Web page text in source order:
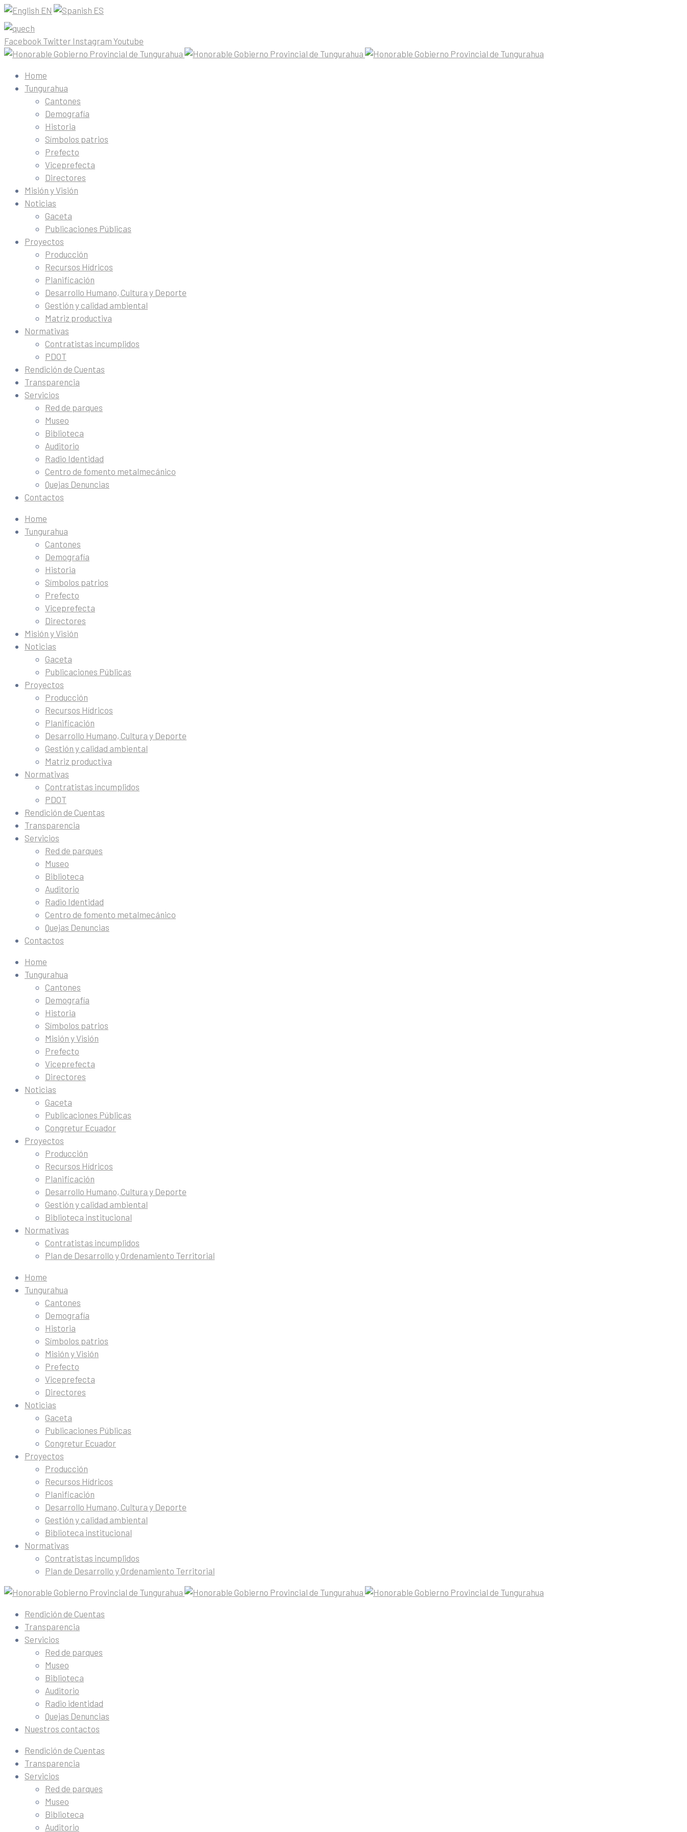
EN ES
Facebook Twitter Instagram Youtube
Home
Tungurahua
Cantones
Demografía
Historia
Símbolos patrios
Prefecto
Viceprefecta
Directores
Misión y Visión
Noticias
Gaceta
Publicaciones Públicas
Proyectos
Producción
Recursos Hídricos
Planificación
Desarrollo Humano, Cultura y Deporte
Gestión y calidad ambiental
Matriz productiva
Normativas
Contratistas incumplidos
PDOT
Rendición de Cuentas
Transparencia
Servicios
Red de parques
Museo
Biblioteca
Auditorio
Radio Identidad
Centro de fomento metalmecánico
Quejas Denuncias
Contactos
Home
Tungurahua
Cantones
Demografía
Historia
Símbolos patrios
Prefecto
Viceprefecta
Directores
Misión y Visión
Noticias
Gaceta
Publicaciones Públicas
Proyectos
Producción
Recursos Hídricos
Planificación
Desarrollo Humano, Cultura y Deporte
Gestión y calidad ambiental
Matriz productiva
Normativas
Contratistas incumplidos
PDOT
Rendición de Cuentas
Transparencia
Servicios
Red de parques
Museo
Biblioteca
Auditorio
Radio Identidad
Centro de fomento metalmecánico
Quejas Denuncias
Contactos
Home
Tungurahua
Cantones
Demografía
Historia
Símbolos patrios
Misión y Visión
Prefecto
Viceprefecta
Directores
Noticias
Gaceta
Publicaciones Públicas
Congretur Ecuador
Proyectos
Producción
Recursos Hídricos
Planificación
Desarrollo Humano, Cultura y Deporte
Gestión y calidad ambiental
Biblioteca institucional
Normativas
Contratistas incumplidos
Plan de Desarrollo y Ordenamiento Territorial
Home
Tungurahua
Cantones
Demografía
Historia
Símbolos patrios
Misión y Visión
Prefecto
Viceprefecta
Directores
Noticias
Gaceta
Publicaciones Públicas
Congretur Ecuador
Proyectos
Producción
Recursos Hídricos
Planificación
Desarrollo Humano, Cultura y Deporte
Gestión y calidad ambiental
Biblioteca institucional
Normativas
Contratistas incumplidos
Plan de Desarrollo y Ordenamiento Territorial
Rendición de Cuentas
Transparencia
Servicios
Red de parques
Museo
Biblioteca
Auditorio
Radio identidad
Quejas Denuncias
Nuestros contactos
Rendición de Cuentas
Transparencia
Servicios
Red de parques
Museo
Biblioteca
Auditorio